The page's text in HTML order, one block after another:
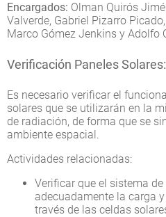
Encargados: Olman Quirós
Valverde, Gabriel Pizarro
Marco Gómez Jenkins y Adolfo
Verificación Paneles Solares:
Es necesario verificar el
solares que se utilizarán en la
de radiación, de forma que se
ambiente espacial.
Actividades relacionadas:
Verificar que el sistema
adecuadamente la carga
través de las celdas